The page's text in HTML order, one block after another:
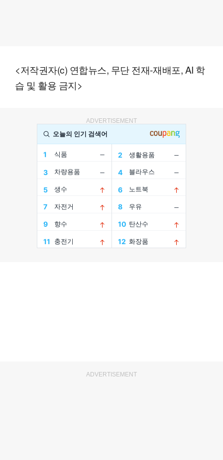
<저작권자(c) 연합뉴스, 무단 전재-재배포, AI 학
습 및 활용 금지>
ADVERTISEMENT
ADVERTISEMENT